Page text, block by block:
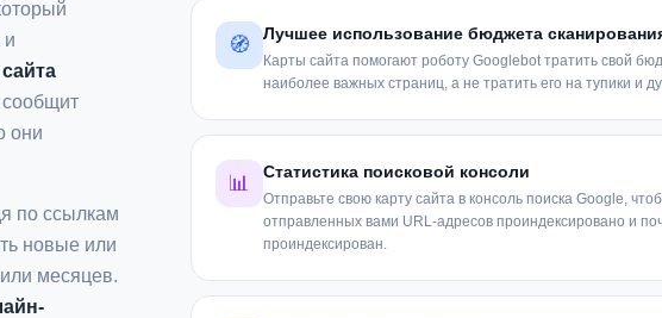
и
сообщит
они
по ссылкам
новые или
месяцев.
🧭 Лучшее использование бюджета
Карты сайта помогают роботу Googlebot тратить свой
наиболее важных страниц, а не тратить его на тупики и
📊 Статистика поисковой консоли
Отправьте свою карту сайта в консоль поиска Google,
отправленных вами URL-адресов проиндексировано и
проиндексирован.